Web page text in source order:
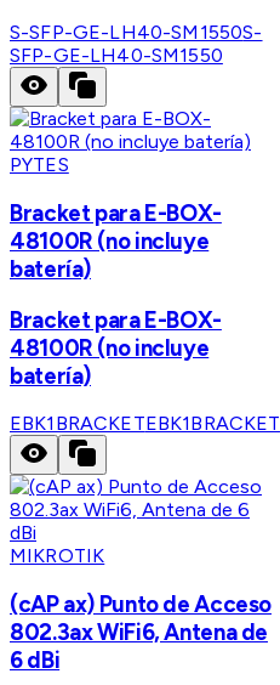
S-SFP-GE-LH40-SM1550S-
SFP-GE-LH40-SM1550
PYTES
Bracket para E-BOX-
48100R (no incluye
batería)
Bracket para E-BOX-
48100R (no incluye
batería)
EBK1BRACKETEBK1BRACKET
MIKROTIK
(cAP ax) Punto de Acceso
802.3ax WiFi6, Antena de
6 dBi